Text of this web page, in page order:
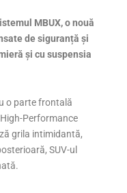
MBUX, o nouă
de siguranță și
și cu suspensia
o parte frontală
Performance
grila intimidantă,
SUV-ul